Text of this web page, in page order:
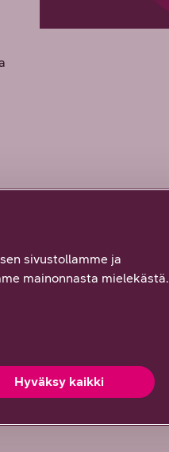
sivustollamme ja
mainonnasta mielekästä.
Hyväksy kaikki